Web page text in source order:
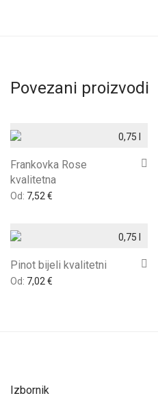
Povezani proizvodi
0,75 l
Frankovka Rose
kvalitetna
Od: 7,52 €
0,75 l
Pinot bijeli kvalitetni
Od: 7,02 €
Izbornik